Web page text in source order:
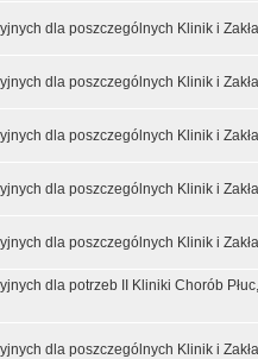
dla poszczególnych Klinik i
dla poszczególnych Klinik i
dla poszczególnych Klinik i
dla poszczególnych Klinik i
dla poszczególnych Klinik i
dla potrzeb II Kliniki Chorób
dla poszczególnych Klinik i